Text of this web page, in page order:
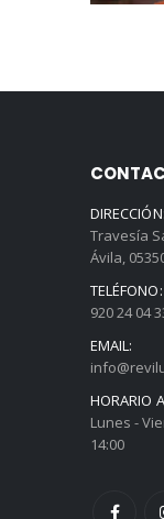
DIRECCIÓN:
Travesía
Ávila,
TELÉFONO:
920 24 04
EMAIL:
HORARIO
Lunes -
14:00